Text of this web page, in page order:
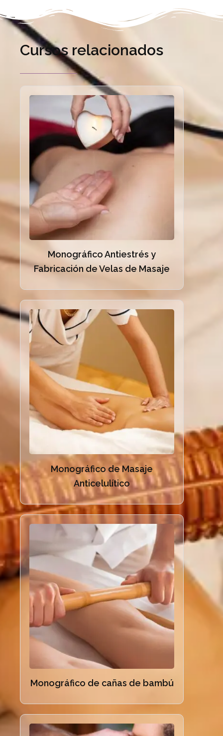
Cursos relacionados
Monográfico Antiestrés y
Fabricación de Velas de Masaje
Monográfico de Masaje
Anticelulítico
Monográfico de cañas de bambú